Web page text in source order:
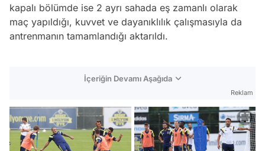
kapalı bölümde ise 2 ayrı sahada eş zamanlı olarak
maç yapıldığı, kuvvet ve dayanıklılık çalışmasıyla da
antrenmanın tamamlandığı aktarıldı.
İçeriğin Devamı Aşağıda
Reklam